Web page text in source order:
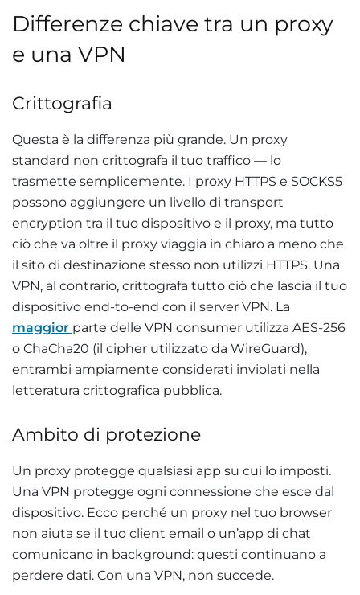
Differenze chiave tra un proxy
e una VPN
Crittografia
Questa è la differenza più grande. Un proxy
standard non crittografa il tuo traffico — lo
trasmette semplicemente. I proxy HTTPS e SOCKS5
possono aggiungere un livello di transport
encryption tra il tuo dispositivo e il proxy, ma tutto
ciò che va oltre il proxy viaggia in chiaro a meno che
il sito di destinazione stesso non utilizzi HTTPS. Una
VPN, al contrario, crittografa tutto ciò che lascia il tuo
dispositivo end-to-end con il server VPN. La
maggior parte delle VPN consumer utilizza AES-256
o ChaCha20 (il cipher utilizzato da WireGuard),
entrambi ampiamente considerati inviolati nella
letteratura crittografica pubblica.
Ambito di protezione
Un proxy protegge qualsiasi app su cui lo imposti.
Una VPN protegge ogni connessione che esce dal
dispositivo. Ecco perché un proxy nel tuo browser
non aiuta se il tuo client email o un’app di chat
comunicano in background: questi continuano a
perdere dati. Con una VPN, non succede.